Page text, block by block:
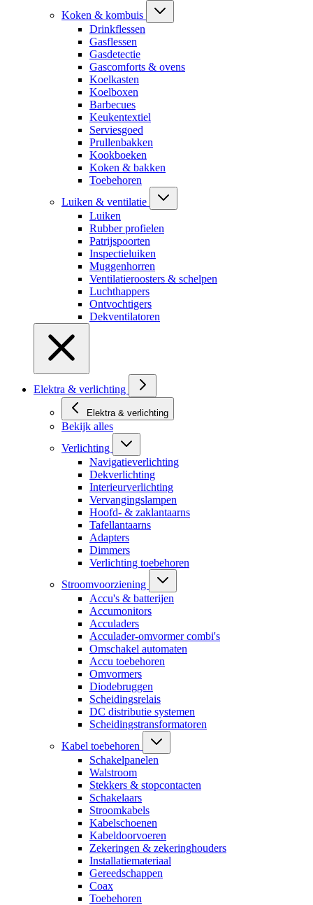
Koken & kombuis
Drinkflessen
Gasflessen
Gasdetectie
Gascomforts & ovens
Koelkasten
Koelboxen
Barbecues
Keukentextiel
Serviesgoed
Prullenbakken
Kookboeken
Koken & bakken
Toebehoren
Luiken & ventilatie
Luiken
Rubber profielen
Patrijspoorten
Inspectieluiken
Muggenhorren
Ventilatieroosters & schelpen
Luchthappers
Ontvochtigers
Dekventilatoren
Elektra & verlichting
Elektra & verlichting
Bekijk alles
Verlichting
Navigatieverlichting
Dekverlichting
Interieurverlichting
Vervangingslampen
Hoofd- & zaklantaarns
Tafellantaarns
Adapters
Dimmers
Verlichting toebehoren
Stroomvoorziening
Accu's & batterijen
Accumonitors
Acculaders
Acculader-omvormer combi's
Omschakel automaten
Accu toebehoren
Omvormers
Diodebruggen
Scheidingsrelais
DC distributie systemen
Scheidingstransformatoren
Kabel toebehoren
Schakelpanelen
Walstroom
Stekkers & stopcontacten
Schakelaars
Stroomkabels
Kabelschoenen
Kabeldoorvoeren
Zekeringen & zekeringhouders
Installatiemateriaal
Gereedschappen
Coax
Toebehoren